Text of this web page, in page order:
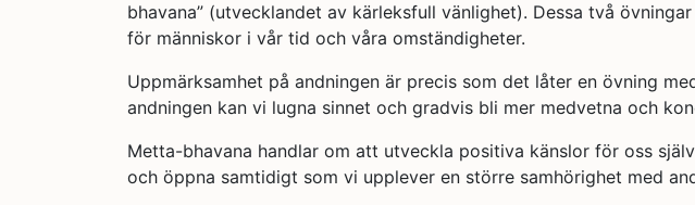
bhavana” (utvecklandet av kärleksfull vänlighet). Dessa två
för människor i vår tid och våra omständigheter.
Uppmärksamhet på andningen är precis som det låter en övning
andningen kan vi lugna sinnet och gradvis bli mer medvetna och
Metta-bhavana handlar om att utveckla positiva känslor för oss
och öppna samtidigt som vi upplever en större samhörighet med